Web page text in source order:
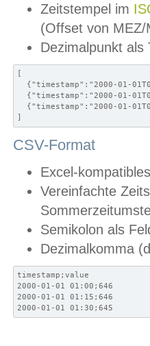
Zeitstempel im
(Offset von MEZ/
Dezimalpunkt als
[
{"timestamp":"2000-01-
{"timestamp":"2000-01-
{"timestamp":"2000-01-
]
CSV-Format
Excel-
Vereinfachte
Semikolon als
Dezimalkomma
timestamp;value
2000-01-01 01:00;646
2000-01-01 01:15;646
2000-01-01 01:30;645